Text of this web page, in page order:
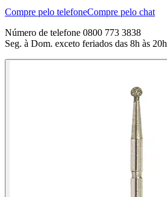
Compre pelo telefoneCompre pelo chat
Número de telefone 0800 773 3838
Seg. à Dom. exceto feriados das 8h às 20h